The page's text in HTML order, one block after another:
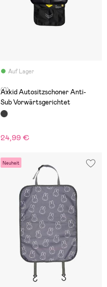
Auf Lager
(0)
Axkid Autositzschoner Anti-
Sub Vorwärtsgerichtet
24,99 €
Neuheit